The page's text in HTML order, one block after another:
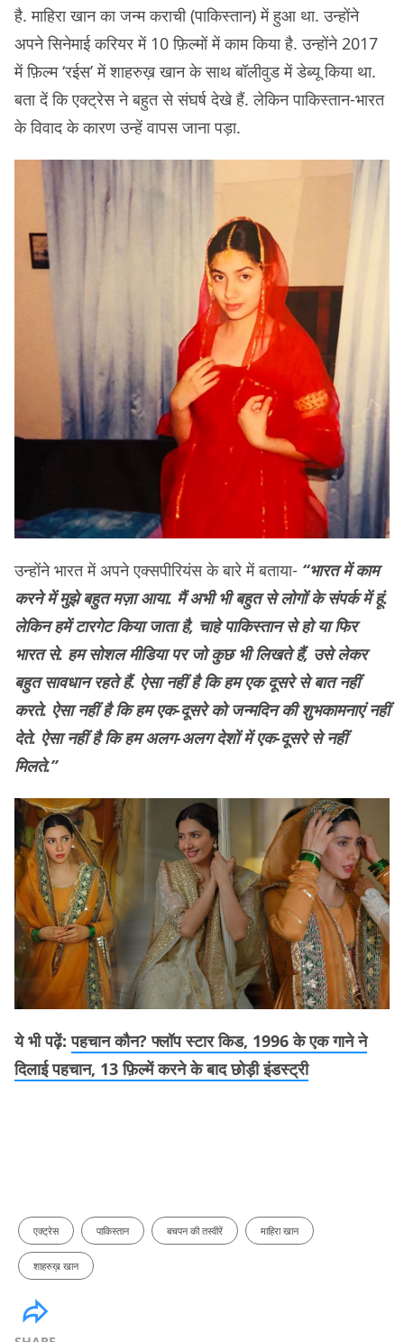
है. माहिरा खान का जन्म कराची (पाकिस्तान) में हुआ था. उन्होंने
अपने सिनेमाई करियर में 10 फ़िल्मों में काम किया है. उन्होंने 2017
में फ़िल्म ‘रईस’ में शाहरुख़ खान के साथ बॉलीवुड में डेब्यू किया था.
बता दें कि एक्ट्रेस ने बहुत से संघर्ष देखे हैं. लेकिन पाकिस्तान-भारत
के विवाद के कारण उन्हें वापस जाना पड़ा.
उन्होंने भारत में अपने एक्सपीरियंस के बारे में बताया- “भारत में काम
करने में मुझे बहुत मज़ा आया. मैं अभी भी बहुत से लोगों के संपर्क में हूं.
लेकिन हमें टारगेट किया जाता है, चाहे पाकिस्तान से हो या फिर
भारत से. हम सोशल मीडिया पर जो कुछ भी लिखते हैं, उसे लेकर
बहुत सावधान रहते हैं. ऐसा नहीं है कि हम एक दूसरे से बात नहीं
करते. ऐसा नहीं है कि हम एक-दूसरे को जन्मदिन की शुभकामनाएं नहीं
देते. ऐसा नहीं है कि हम अलग-अलग देशों में एक-दूसरे से नहीं
मिलते.”
ये भी पढ़ें:पहचान कौन? फ्लॉप स्टार किड, 1996 के एक गाने ने
दिलाई पहचान, 13 फ़िल्में करने के बाद छोड़ी इंडस्ट्री
एक्ट्रेस पाकिस्तान बचपन की तस्वीरें माहिरा खान
शाहरुख़ खान